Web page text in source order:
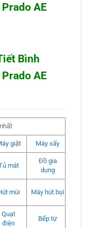
AE
Bình
AE
giặt Máy sấy
mát
Đồ gia
dụng
mùi Máy hút bụi
Quạt
điện
Bếp từ